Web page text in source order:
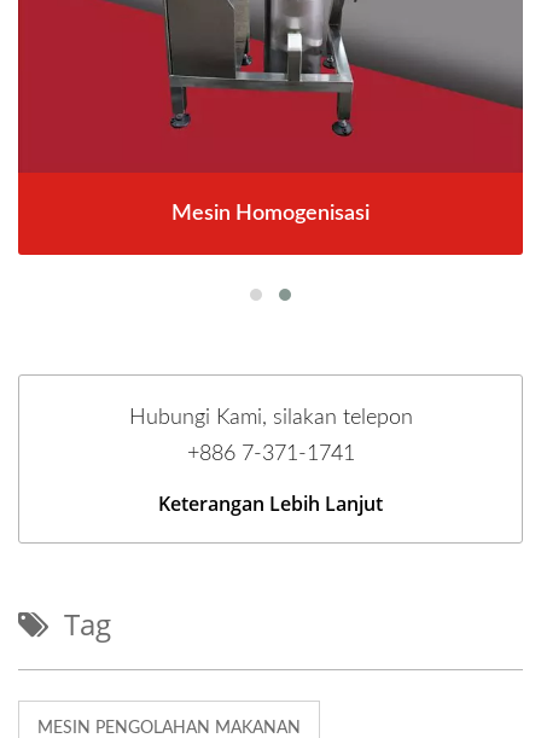
Mesin Homogenisasi
Hubungi Kami, silakan telepon
+886 7-371-1741
Keterangan Lebih Lanjut
Tag
MESIN PENGOLAHAN MAKANAN